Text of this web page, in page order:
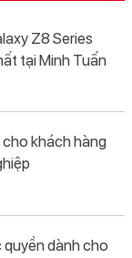
Z8 Series
tại Minh Tuấn
khách hàng
quyền dành cho